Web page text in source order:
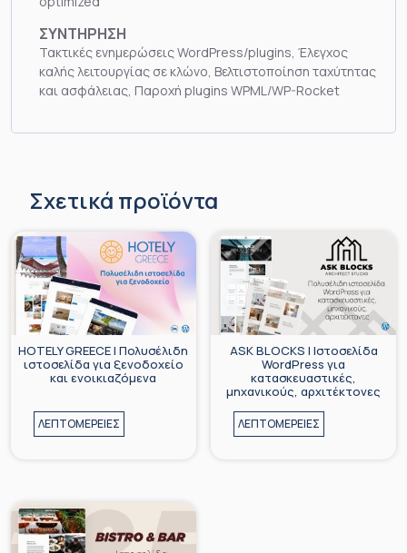
ΣΥΝΤΗΡΗΣΗ
Τακτικές ενημερώσεις WordPress/plugins, Έλεγχος
καλής λειτουργίας σε κλώνο, Βελτιστοποίηση ταχύτητας
και ασφάλειας, Παροχή plugins WPML/WP-Rocket
Σχετικά προϊόντα
HOTELY GREECE | Πολυσέλιδη
ιστοσελίδα για ξενοδοχείο
και ενοικιαζόμενα
ΛΕΠΤΟΜΕΡΕΙΕΣ
ASK BLOCKS | Ιστοσελίδα
WordPress για
κατασκευαστικές,
μηχανικούς, αρχιτέκτονες
ΛΕΠΤΟΜΕΡΕΙΕΣ